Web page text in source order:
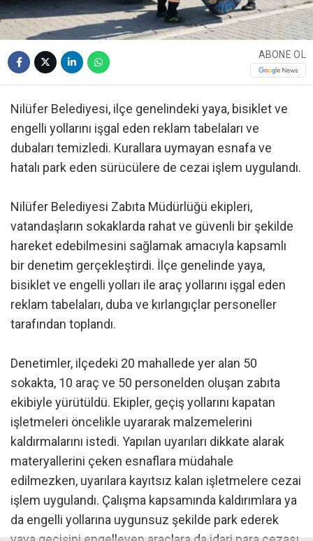
ABONE OL
Nilüfer Belediyesi, ilçe genelindeki yaya, bisiklet ve
engelli yollarını işgal eden reklam tabelaları ve
dubaları temizledi. Kurallara uymayan esnafa ve
hatalı park eden sürücülere de cezai işlem uygulandı.
Nilüfer Belediyesi Zabıta Müdürlüğü ekipleri,
vatandaşların sokaklarda rahat ve güvenli bir şekilde
hareket edebilmesini sağlamak amacıyla kapsamlı
bir denetim gerçekleştirdi. İlçe genelinde yaya,
bisiklet ve engelli yolları ile araç yollarını işgal eden
reklam tabelaları, duba ve kırlangıçlar personeller
tarafından toplandı.
Denetimler, ilçedeki 20 mahallede yer alan 50
sokakta, 10 araç ve 50 personelden oluşan zabıta
ekibiyle yürütüldü. Ekipler, geçiş yollarını kapatan
işletmeleri öncelikle uyararak malzemelerini
kaldırmalarını istedi. Yapılan uyarıları dikkate alarak
materyallerini çeken esnaflara müdahale
edilmezken, uyarılara kayıtsız kalan işletmelere cezai
işlem uygulandı. Çalışma kapsamında kaldırımlara ya
da engelli yollarına uygunsuz şekilde park ederek